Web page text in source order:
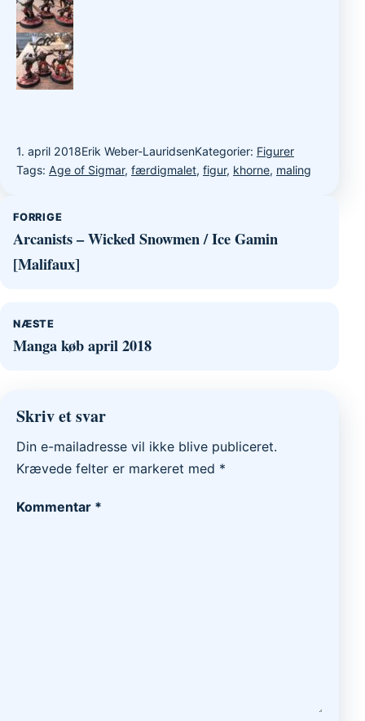
1. april 2018Erik Weber-LauridsenKategorier: Figurer
Tags: Age of Sigmar, færdigmalet, figur, khorne, maling
Indlægsnavigation
FORRIGE
Arcanists – Wicked Snowmen / Ice Gamin
[Malifaux]
NÆSTE
Manga køb april 2018
Skriv et svar
Din e-mailadresse vil ikke blive publiceret.
Krævede felter er markeret med *
Kommentar *